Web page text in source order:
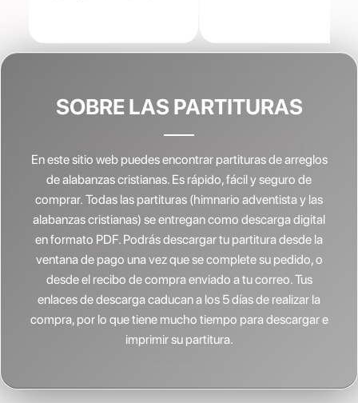
SOBRE LAS PARTITURAS
En este sitio web puedes encontrar partituras de arreglos
de alabanzas cristianas. Es rápido, fácil y seguro de
comprar. Todas las partituras (himnario adventista y las
alabanzas cristianas) se entregan como descarga digital
en formato PDF. Podrás descargar tu partitura desde la
ventana de pago una vez que se complete su pedido, o
desde el recibo de compra enviado a tu correo. Tus
enlaces de descarga caducan a los 5 días de realizar la
compra, por lo que tiene mucho tiempo para descargar e
imprimir su partitura.